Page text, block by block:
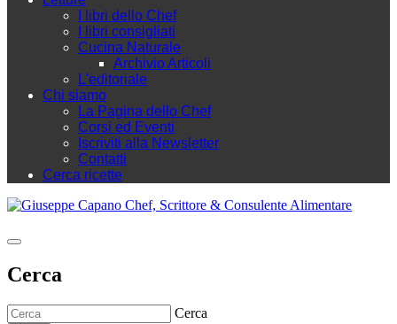
I libri dello Chef
I libri consigliati
Cucina Naturale
Archivio Articoli
L'editoriale
Chi siamo
La Pagina dello Chef
Corsi ed Eventi
Iscriviti alla Newsletter
Contatti
Cerca ricette
Cerca
Cerca